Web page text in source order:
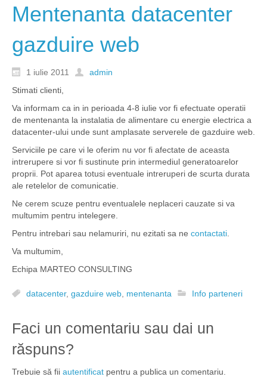
Mentenanta datacenter
gazduire web
1 iulie 2011
admin
Stimati clienti,
Va informam ca in in perioada 4-8 iulie vor fi efectuate operatii
de mentenanta la instalatia de alimentare cu energie electrica a
datacenter-ului unde sunt amplasate serverele de gazduire web.
Serviciile pe care vi le oferim nu vor fi afectate de aceasta
intrerupere si vor fi sustinute prin intermediul generatoarelor
proprii. Pot aparea totusi eventuale intreruperi de scurta durata
ale retelelor de comunicatie.
Ne cerem scuze pentru eventualele neplaceri cauzate si va
multumim pentru intelegere.
Pentru intrebari sau nelamuriri, nu ezitati sa ne contactati
Va multumim,
Echipa MARTEO CONSULTING
datacenter, gazduire web, mentenanta Info parteneri
Faci un comentariu sau dai un
răspuns?
Trebuie să fii autentificat pentru a publica un comentariu.